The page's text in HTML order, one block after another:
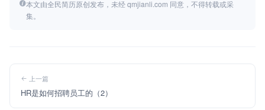
本文由全民简历原创发布，未经 qmjianli.com 同意，不得转载或采
集。
上一篇
HR是如何招聘员工的（2）